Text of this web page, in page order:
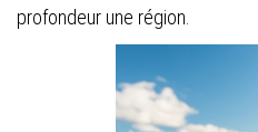
profondeur une région.